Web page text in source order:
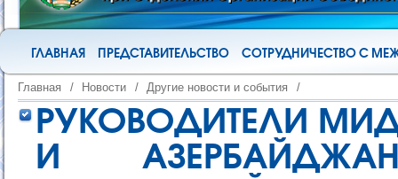
ГЛАВНАЯ ПРЕДСТАВИТЕЛЬСТВО СОТРУДНИЧЕСТВО С
Главная / Новости / Другие новости и события /
РУКОВОДИТЕЛИ
И